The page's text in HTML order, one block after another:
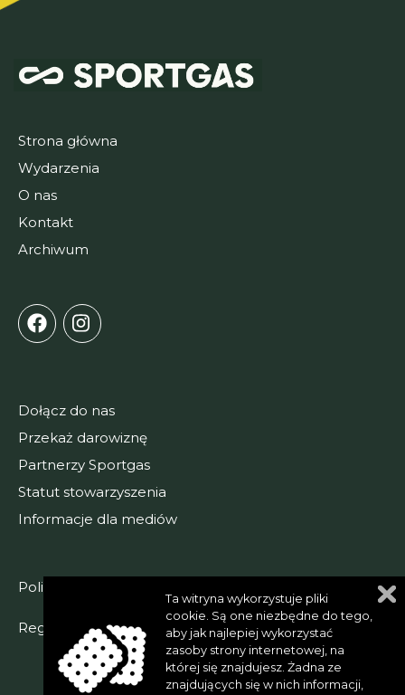
Strona główna
Wydarzenia
O nas
Kontakt
Archiwum
Dołącz do nas
Przekaż darowiznę
Partnerzy Sportgas
Statut stowarzyszenia
Informacje dla mediów
Polityka prywatności
Regulamin serwisu
Przenieść do góry
Ta witryna wykorzystuje pliki
cookie. Są one niezbędne do tego,
aby jak najlepiej wykorzystać
zasoby strony internetowej, na
której się znajdujesz. Żadna ze
znajdujących się w nich informacji,